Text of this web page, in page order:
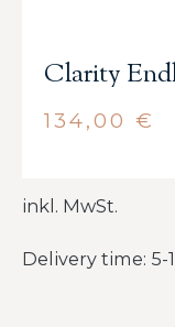
Clarity
134,00 €
inkl. MwSt.
Delivery time: 5-